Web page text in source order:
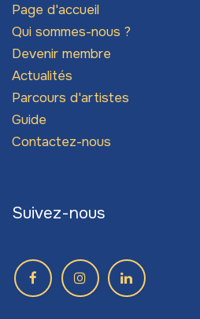
Page d'accueil
Qui sommes-nous ?
Devenir membre
Actualités
Parcours d'artistes
Guide
Contactez-nous
Suivez-nous